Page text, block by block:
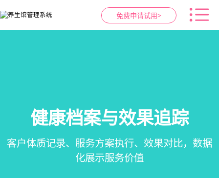
免费申请试用>
会员营销&锁客
会员积分、套餐定制、精准营销、客户关怀，提
升复购率与客单价
预约与工位管理
在线预约、智能排班、技师调度、房间/床位状态
一目了然，提升资源利用率
健康档案与效果追踪
客户体质记录、服务方案执行、效果对比，数据
化展示服务价值
智慧养生馆管理系统
一站式解决养生馆预约、服务、会员、财务、营
销全流程数字化管理